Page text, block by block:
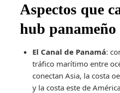
Aspectos que
hub panameño
El Canal de Panamá:
tráfico marítimo entre
conectan Asia, la costa
y la costa este de